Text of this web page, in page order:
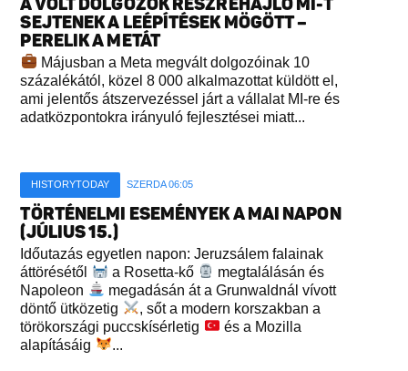
SEJTENEK A LEÉPÍTÉSEK MÖGÖTT –
PERELIK A METÁT
Májusban a Meta megvált dolgozóinak 10
százalékától, közel 8 000 alkalmazottat küldött el,
ami jelentős átszervezéssel járt a vállalat MI-re és
adatközpontokra irányuló fejlesztései miatt...
HISTORYTODAY SZERDA 06:05
TÖRTÉNELMI ESEMÉNYEK A MAI NAPON
(JÚLIUS 15.)
Időutazás egyetlen napon: Jeruzsálem falainak
áttörésétől
a Rosetta-kő
megtalálásán és
Napoleon
megadásán át a Grunwaldnál vívott
döntő ütközetig
, sőt a modern korszakban a
törökországi puccskísérletig
és a Mozilla
alapításáig
...